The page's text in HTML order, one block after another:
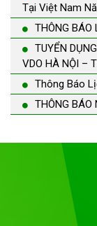
Tại Việt Nam
THÔNG BÁO
TUYỂN
VDO HÀ NỘI –
Thông Báo
THÔNG BÁO